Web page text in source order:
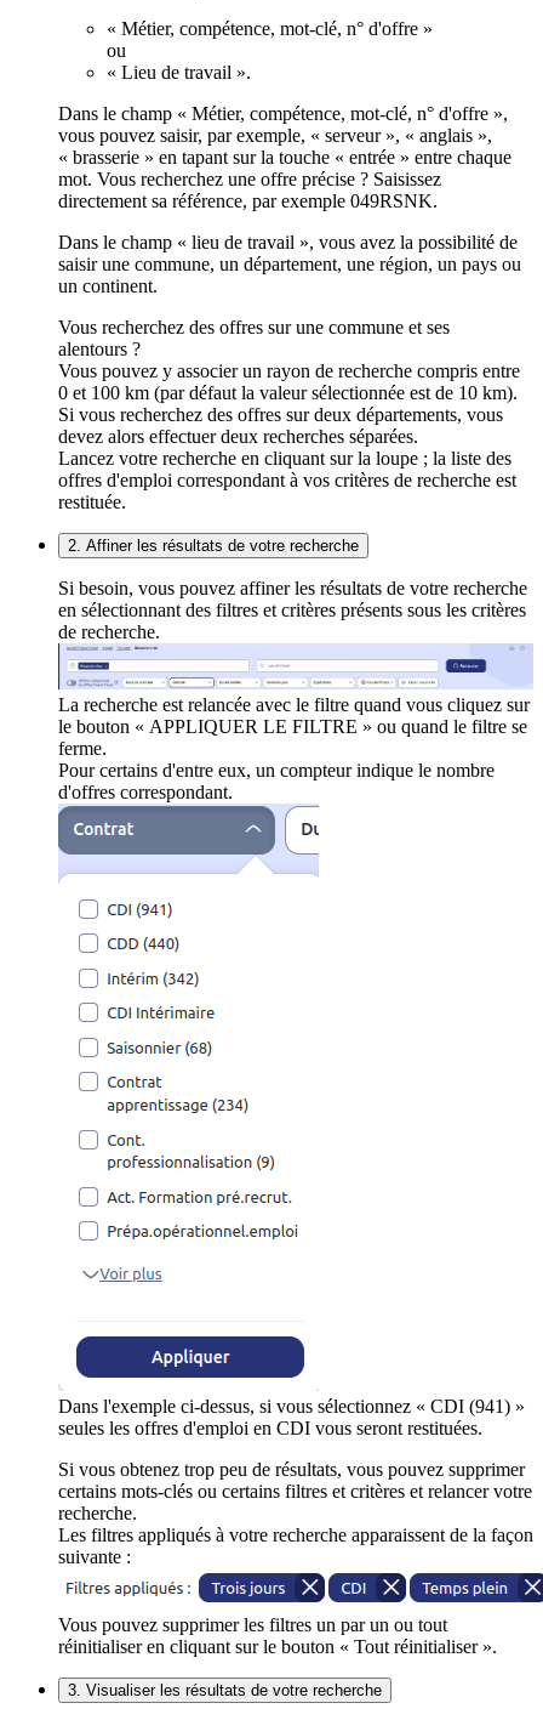
« Métier, compétence, mot-clé, n° d'offre »
ou
« Lieu de travail ».
Dans le champ « Métier, compétence, mot-clé, n° d'offre »,
vous pouvez saisir, par exemple, « serveur », « anglais »,
« brasserie » en tapant sur la touche « entrée » entre chaque
mot. Vous recherchez une offre précise ? Saisissez
directement sa référence, par exemple 049RSNK.
Dans le champ « lieu de travail », vous avez la possibilité de
saisir une commune, un département, une région, un pays ou
un continent.
Vous recherchez des offres sur une commune et ses
alentours ?
Vous pouvez y associer un rayon de recherche compris entre
0 et 100 km (par défaut la valeur sélectionnée est de 10 km).
Si vous recherchez des offres sur deux départements, vous
devez alors effectuer deux recherches séparées.
Lancez votre recherche en cliquant sur la loupe ; la liste des
offres d'emploi correspondant à vos critères de recherche est
restituée.
2. Affiner les résultats de votre recherche
Si besoin, vous pouvez affiner les résultats de votre recherche
en sélectionnant des filtres et critères présents sous les critères
de recherche.
La recherche est relancée avec le filtre quand vous cliquez sur
le bouton « APPLIQUER LE FILTRE » ou quand le filtre se
ferme.
Pour certains d'entre eux, un compteur indique le nombre
d'offres correspondant.
Dans l'exemple ci-dessus, si vous sélectionnez « CDI (941) »
seules les offres d'emploi en CDI vous seront restituées.
Si vous obtenez trop peu de résultats, vous pouvez supprimer
certains mots-clés ou certains filtres et critères et relancer votre
recherche.
Les filtres appliqués à votre recherche apparaissent de la façon
suivante :
Vous pouvez supprimer les filtres un par un ou tout
réinitialiser en cliquant sur le bouton « Tout réinitialiser ».
3. Visualiser les résultats de votre recherche